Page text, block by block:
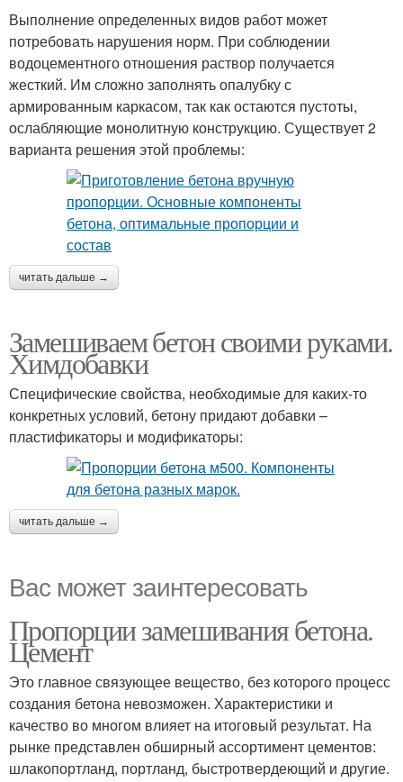
Выполнение определенных видов работ может
потребовать нарушения норм. При соблюдении
водоцементного отношения раствор получается
жесткий. Им сложно заполнять опалубку с
армированным каркасом, так как остаются пустоты,
ослабляющие монолитную конструкцию. Существует 2
варианта решения этой проблемы:
читать дальше →
Замешиваем бетон своими руками.
Химдобавки
Специфические свойства, необходимые для каких-то
конкретных условий, бетону придают добавки –
пластификаторы и модификаторы:
читать дальше →
Вас может заинтересовать
Пропорции замешивания бетона.
Цемент
Это главное связующее вещество, без которого процесс
создания бетона невозможен. Характеристики и
качество во многом влияет на итоговый результат. На
рынке представлен обширный ассортимент цементов:
шлакопортланд, портланд, быстротвердеющий и другие.